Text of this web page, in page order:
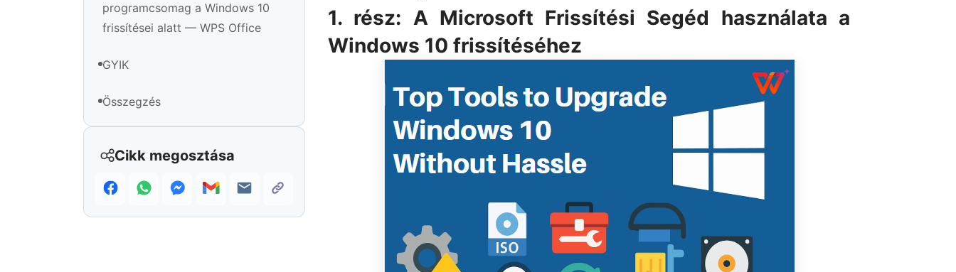
programcsomag a Windows 10
frissítései alatt — WPS Office
GYIK
Összegzés
Cikk megosztása
1. rész: A Microsoft Frissítési Segéd használata a
Windows 10 frissítéséhez